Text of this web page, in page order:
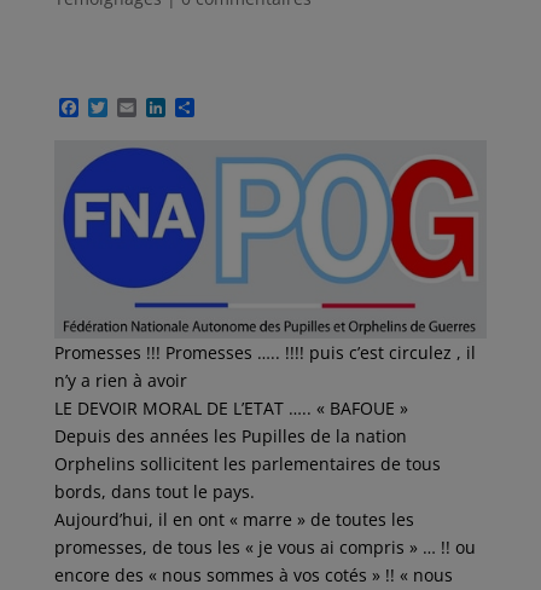
F
e
b
o
o
k
T
i
e
E
a
L
k
d
I
P
a
g
e
r
Promesses !!! Promesses ….. !!!! puis c’est circulez , il
n’y a rien à avoir
LE DEVOIR MORAL DE L’ETAT ….. « BAFOUE »
Depuis des années les Pupilles de la nation
Orphelins sollicitent les parlementaires de tous
bords, dans tout le pays.
Aujourd’hui, il en ont « marre » de toutes les
promesses, de tous les « je vous ai compris » … !! ou
encore des « nous sommes à vos cotés » !! « nous